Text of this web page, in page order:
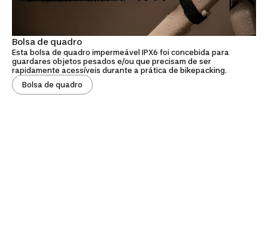
Bolsa de quadro
Esta bolsa de quadro impermeável IPX6 foi concebida para
guardares objetos pesados e/ou que precisam de ser
rapidamente acessíveis durante a prática de bikepacking.
Bolsa de quadro